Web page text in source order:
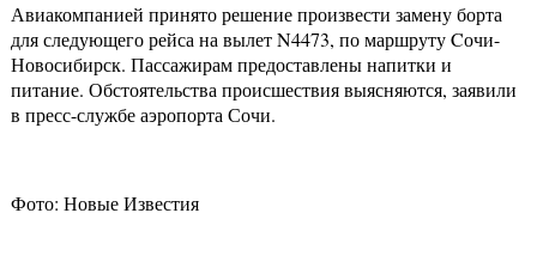
Авиакомпанией принято решение произвести замену борта
для следующего рейса на вылет N4473, по маршруту Cочи-
Новосибирск. Пассажирам предоставлены напитки и
питание. Обстоятельства происшествия выясняются, заявили
в пресс-службе аэропорта Сочи.
Фото: Новые Известия